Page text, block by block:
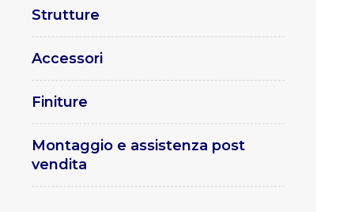
Strutture
Accessori
Finiture
Montaggio e assistenza post
vendita